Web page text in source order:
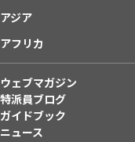
アジア
アフリカ
ウェブマガジン
特派員ブログ
ガイドブック
ニュース